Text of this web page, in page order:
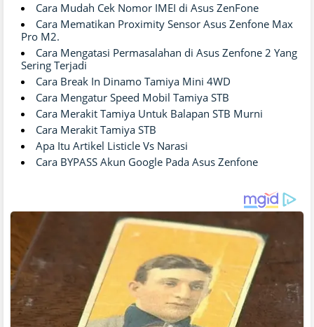
Cara Mudah Cek Nomor IMEI di Asus ZenFone
Cara Mematikan Proximity Sensor Asus Zenfone Max
Pro M2.
Cara Mengatasi Permasalahan di Asus Zenfone 2 Yang
Sering Terjadi
Cara Break In Dinamo Tamiya Mini 4WD
Cara Mengatur Speed Mobil Tamiya STB
Cara Merakit Tamiya Untuk Balapan STB Murni
Cara Merakit Tamiya STB
Apa Itu Artikel Listicle Vs Narasi
Cara BYPASS Akun Google Pada Asus Zenfone